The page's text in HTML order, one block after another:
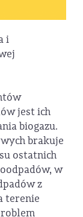
i
jest ich
biogazu.
brakuje
ostatnich
w
z
terenie